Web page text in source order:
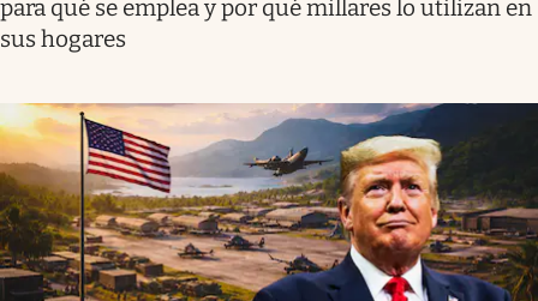
para qué se emplea y por qué millares lo utilizan en
sus hogares